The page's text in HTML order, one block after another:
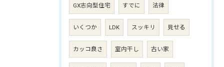
GX志向型住宅 すでに 法律
いくつか LDK スッキリ 見せる
カッコ良さ 室内干し 古い家